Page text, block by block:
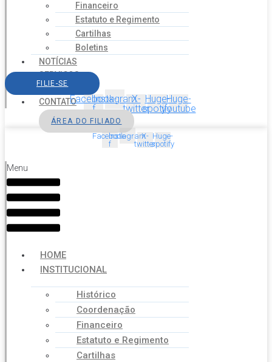
Financeiro
Estatuto e Regimento
Cartilhas
Boletins
NOTÍCIAS
SERVIÇOS
AGENDA
CONTATO
FILIE-SE
Facebook-
f
InstagramX-
twitter
Huge-
spotify
Huge-
youtube
ÁREA DO FILIADO
Facebook-
f
InstagramX-
twitter
Huge-
spotify
Menu
HOME
INSTITUCIONAL
Histórico
Coordenação
Financeiro
Estatuto e Regimento
Cartilhas